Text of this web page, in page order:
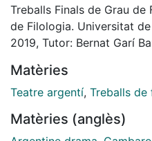
existencia de diversos
esta temática, son pocos
universalidad de las
claridad esta temática a
la dramaturgia
establecer con las
Treballs Finals de Grau
de Filologia. Universitat
2019, Tutor: Bernat Garí
Matèries
Teatre argentí, Treballs de
Matèries (anglès)